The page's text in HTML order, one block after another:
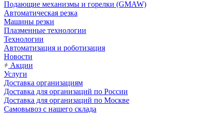
Подающие механизмы и горелки (GMAW)
Автоматическая резка
Машины резки
Плазменные технологии
Технологии
Автоматизация и роботизация
Новости
Акции
Услуги
Доставка организациям
Доставка для организаций по России
Доставка для организаций по Москве
Самовывоз с нашего склада